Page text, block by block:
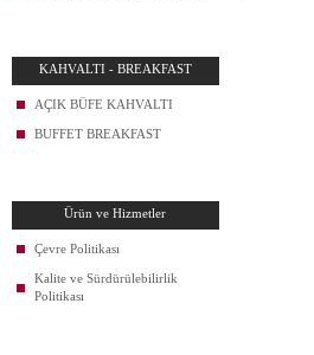
KAHVALTI - BREAKFAST
AÇIK BÜFE KAHVALTI
BUFFET BREAKFAST
Ürün ve Hizmetler
Çevre Politikası
Kalite ve Sürdürülebilirlik
Politikası